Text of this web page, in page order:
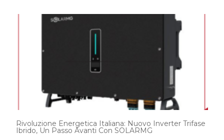
Rivoluzione Energetica Italiana: Nuovo Inverter Trifase
Ibrido, Un Passo Avanti Con SOLARMG